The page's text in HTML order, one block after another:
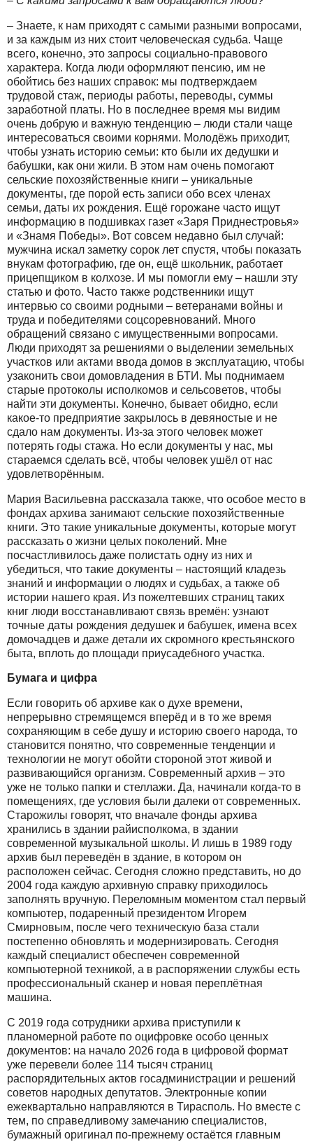
– Знаете, к нам приходят с самыми разными вопросами,
и за каждым из них стоит человеческая судьба. Чаще
всего, конечно, это запросы социально-правового
характера. Когда люди оформляют пенсию, им не
обойтись без наших справок: мы подтверждаем
трудовой стаж, периоды работы, переводы, суммы
заработной платы. Но в последнее время мы видим
очень добрую и важную тенденцию – люди стали чаще
интересоваться своими корнями. Молодёжь приходит,
чтобы узнать историю семьи: кто были их дедушки и
бабушки, как они жили. В этом нам очень помогают
сельские похозяйственные книги – уникальные
документы, где порой есть записи обо всех членах
семьи, даты их рождения. Ещё горожане часто ищут
информацию в подшивках газет «Заря Приднестровья»
и «Знамя Победы». Вот совсем недавно был случай:
мужчина искал заметку сорок лет спустя, чтобы показать
внукам фотографию, где он, ещё школьник, работает
прицепщиком в колхозе. И мы помогли ему – нашли эту
статью и фото. Часто также родственники ищут
интервью со своими родными – ветеранами войны и
труда и победителями соцсоревнований. Много
обращений связано с имущественными вопросами.
Люди приходят за решениями о выделении земельных
участков или актами ввода домов в эксплуатацию, чтобы
узаконить свои домовладения в БТИ. Мы поднимаем
старые протоколы исполкомов и сельсоветов, чтобы
найти эти документы. Конечно, бывает обидно, если
какое-то предприятие закрылось в девяностые и не
сдало нам документы. Из-за этого человек может
потерять годы стажа. Но если документы у нас, мы
стараемся сделать всё, чтобы человек ушёл от нас
удовлетворённым.
Мария Васильевна рассказала также, что особое место в
фондах архива занимают сельские похозяйственные
книги. Это такие уникальные документы, которые могут
рассказать о жизни целых поколений. Мне
посчастливилось даже полистать одну из них и
убедиться, что такие документы – настоящий кладезь
знаний и информации о людях и судьбах, а также об
истории нашего края. Из пожелтевших страниц таких
книг люди восстанавливают связь времён: узнают
точные даты рождения дедушек и бабушек, имена всех
домочадцев и даже детали их скромного крестьянского
быта, вплоть до площади приусадебного участка.
Бумага и цифра
Если говорить об архиве как о духе времени,
непрерывно стремящемся вперёд и в то же время
сохраняющим в себе душу и историю своего народа, то
становится понятно, что современные тенденции и
технологии не могут обойти стороной этот живой и
развивающийся организм. Современный архив – это
уже не только папки и стеллажи. Да, начинали когда-то в
помещениях, где условия были далеки от современных.
Старожилы говорят, что вначале фонды архива
хранились в здании райисполкома, в здании
современной музыкальной школы. И лишь в 1989 году
архив был переведён в здание, в котором он
расположен сейчас. Сегодня сложно представить, но до
2004 года каждую архивную справку приходилось
заполнять вручную. Переломным моментом стал первый
компьютер, подаренный президентом Игорем
Смирновым, после чего техническую база стали
постепенно обновлять и модернизировать. Сегодня
каждый специалист обеспечен современной
компьютерной техникой, а в распоряжении службы есть
профессиональный сканер и новая переплётная
машина.
С 2019 года сотрудники архива приступили к
планомерной работе по оцифровке особо ценных
документов: на начало 2026 года в цифровой формат
уже перевели более 114 тысяч страниц
распорядительных актов госадминистрации и решений
советов народных депутатов. Электронные копии
ежеквартально направляются в Тирасполь. Но вместе с
тем, по справедливому замечанию специалистов,
бумажный оригинал по-прежнему остаётся главным